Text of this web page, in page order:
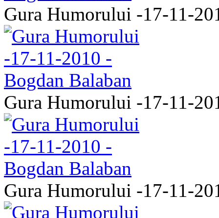
Gura Humorului -17-11-
Gura Humorului -17-11-
Gura Humorului -17-11-